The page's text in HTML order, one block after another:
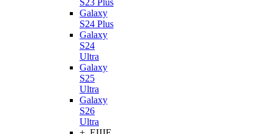
S23 Plus
Galaxy
S24 Plus
Galaxy
S24
Ultra
Galaxy
S25
Ultra
Galaxy
S26
Ultra